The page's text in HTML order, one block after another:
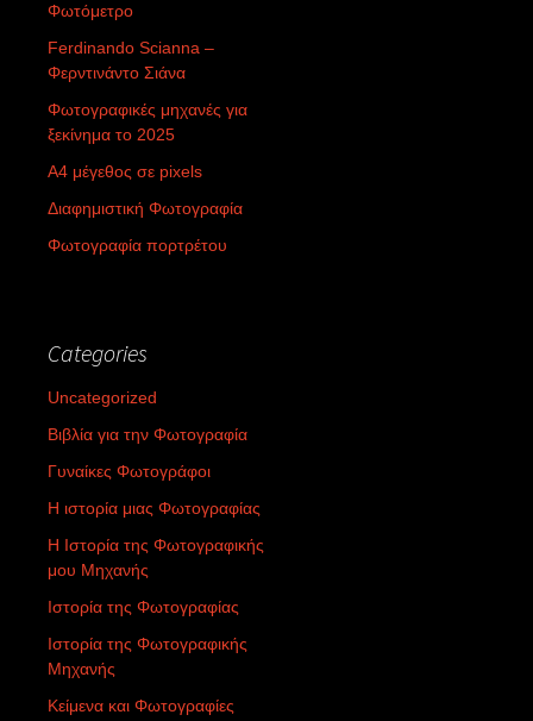
Φωτόμετρο
Ferdinando Scianna –
Φερντινάντο Σιάνα
Φωτογραφικές μηχανές για
ξεκίνημα το 2025
Α4 μέγεθος σε pixels
Διαφημιστική Φωτογραφία
Φωτογραφία πορτρέτου
Categories
Uncategorized
Βιβλία για την Φωτογραφία
Γυναίκες Φωτογράφοι
Η ιστορία μιας Φωτογραφίας
Η Ιστορία της Φωτογραφικής
μου Μηχανής
Ιστορία της Φωτογραφίας
Ιστορία της Φωτογραφικής
Μηχανής
Κείμενα και Φωτογραφίες